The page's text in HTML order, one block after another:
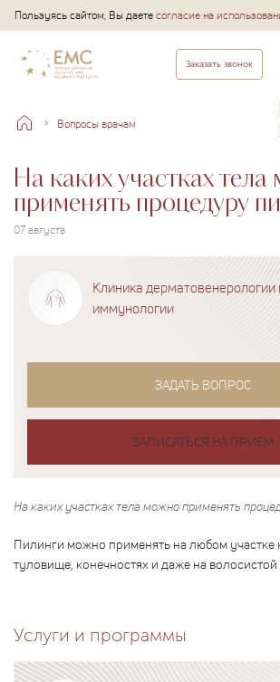
Пользуясь сайтом, Вы даетесогласие на
Заказать звонок
Вопросы врачам
На каких участках
применять процедуру
07 августа
Клиника дерматовенерологии
иммунологии
ЗАДАТЬ ВОПРОС
ЗАПИСАТЬСЯ НА ПРИЕМ
На каких участках тела можно применять
Пилинги можно применять на любом участке
туловище, конечностях и даже на волосистой
Услуги и программы